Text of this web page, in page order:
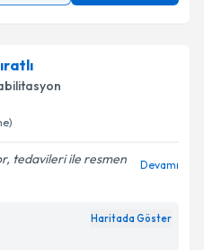
tedavileri ile resmen
Devamı
Haritada Göster